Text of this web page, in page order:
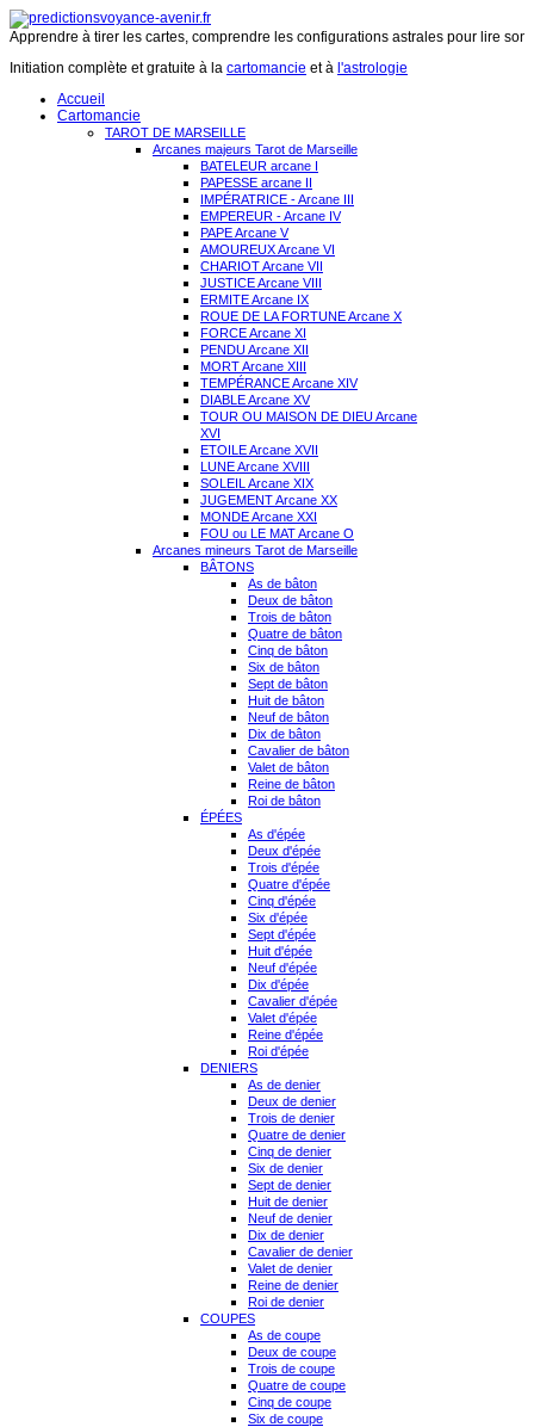
Apprendre à tirer les cartes, comprendre les configurations astrales pour lire
Initiation complète et gratuite à la cartomancie et à l'astrologie
Accueil
Cartomancie
TAROT DE MARSEILLE
Arcanes majeurs Tarot de Marseille
BATELEUR arcane I
PAPESSE arcane II
IMPÉRATRICE - Arcane III
EMPEREUR - Arcane IV
PAPE Arcane V
AMOUREUX Arcane VI
CHARIOT Arcane VII
JUSTICE Arcane VIII
ERMITE Arcane IX
ROUE DE LA FORTUNE Arcane X
FORCE Arcane XI
PENDU Arcane XII
MORT Arcane XIII
TEMPÉRANCE Arcane XIV
DIABLE Arcane XV
TOUR OU MAISON DE DIEU Arcane
XVI
ETOILE Arcane XVII
LUNE Arcane XVIII
SOLEIL Arcane XIX
JUGEMENT Arcane XX
MONDE Arcane XXI
FOU ou LE MAT Arcane O
Arcanes mineurs Tarot de Marseille
BÂTONS
As de bâton
Deux de bâton
Trois de bâton
Quatre de bâton
Cinq de bâton
Six de bâton
Sept de bâton
Huit de bâton
Neuf de bâton
Dix de bâton
Cavalier de bâton
Valet de bâton
Reine de bâton
Roi de bâton
ÉPÉES
As d'épée
Deux d'épée
Trois d'épée
Quatre d'épée
Cinq d'épée
Six d'épée
Sept d'épée
Huit d'épée
Neuf d'épée
Dix d'épée
Cavalier d'épée
Valet d'épée
Reine d'épée
Roi d'épée
DENIERS
As de denier
Deux de denier
Trois de denier
Quatre de denier
Cinq de denier
Six de denier
Sept de denier
Huit de denier
Neuf de denier
Dix de denier
Cavalier de denier
Valet de denier
Reine de denier
Roi de denier
COUPES
As de coupe
Deux de coupe
Trois de coupe
Quatre de coupe
Cinq de coupe
Six de coupe